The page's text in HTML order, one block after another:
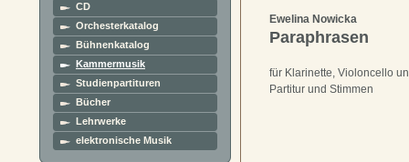
CD
Orchesterkatalog
Bühnenkatalog
Kammermusik
Studienpartituren
Bücher
Lehrwerke
elektronische Musik
Ewelina Nowicka
Paraphrasen
für Klarinette, Violoncello
Partitur und Stimmen